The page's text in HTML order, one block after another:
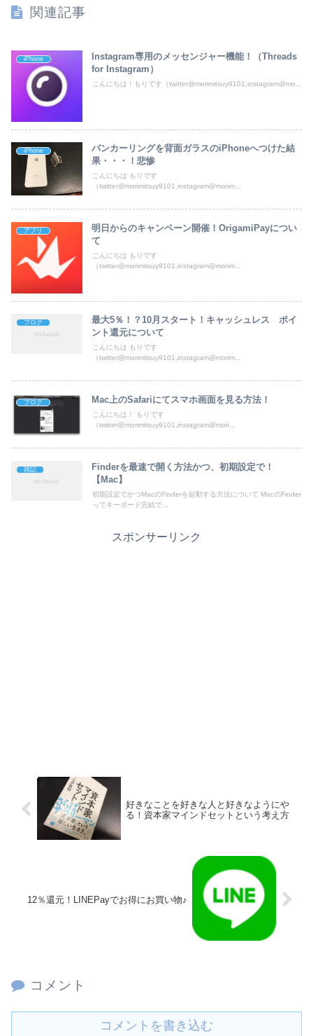
関連記事
iPhone
Instagram専用のメッセンジャー機能！（Threads
for Instagram）
こんにちは！もりです（twitter@morimitsuy9101,instagram@mo...
iPhone
バンカーリングを背面ガラスのiPhoneへつけた結
果・・・！悲惨
こんにちは もりです
（twitter@morimitsuy9101,instagram@morim...
アプリ
明日からのキャンペーン開催！OrigamiPayについ
て
こんにちは もりです
（twitter@morimitsuy9101,instagram@morim...
ブログ
最大5％！？10月スタート！キャッシュレス ポイ
ント還元について
こんにちは もりです
（twitter@morimitsuy9101,instagram@morim...
ブログ Mac上のSafariにてスマホ画面を見る方法！
こんにちは！ もりです
（twitter@morimitsuy9101,instagram@mori...
雑記
Finderを最速で開く方法かつ、初期設定で！
【Mac】
初期設定でかつMacのFinderを起動する方法について MacのFinder
ってキーボード完結で...
スポンサーリンク
好きなことを好きな人と好きなようにや
る！資本家マインドセットという考え方
12％還元！LINEPayでお得にお買い物♪
コメント
コメントを書き込む